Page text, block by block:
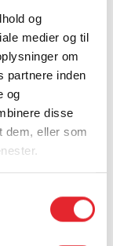
og
medier og til
om
partnere inden
og
disse
dem, eller som
og mere
kan det
og pårørende